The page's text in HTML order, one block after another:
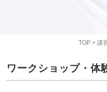
TOP> 講
ワークショップ・体